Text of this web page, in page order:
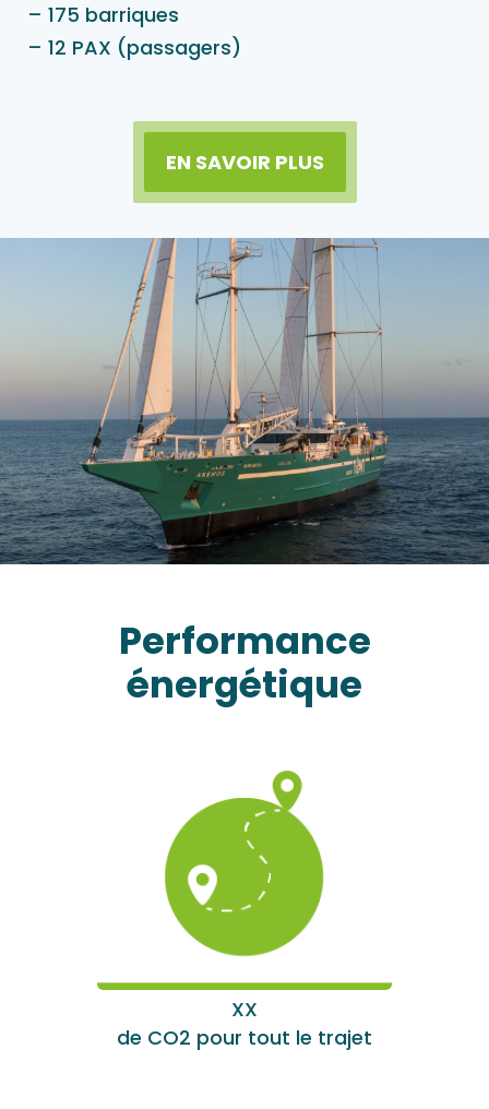
– 175 barriques
– 12 PAX (passagers)
EN SAVOIR PLUS
Performance
énergétique
XX
de CO2 pour tout le trajet